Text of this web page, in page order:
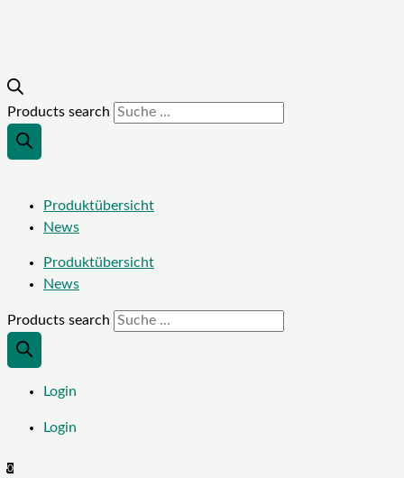
Products search
Produktübersicht
News
Produktübersicht
News
Products search
Login
Login
0